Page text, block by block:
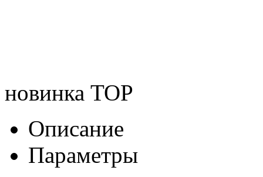
новинка TOP
Описание
Параметры